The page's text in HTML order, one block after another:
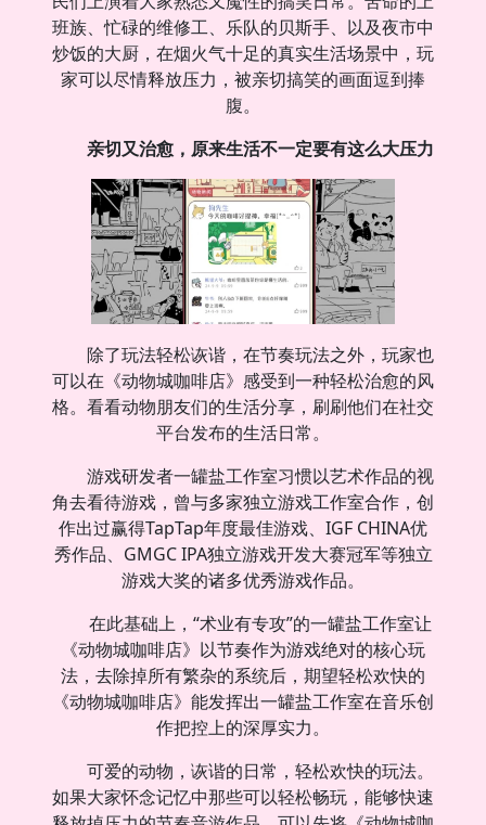
班族、忙碌的维修工、乐队的贝斯手、以及夜市中
炒饭的大厨，在烟火气十足的真实生活场景中，玩
家可以尽情释放压力，被亲切搞笑的画面逗到捧
腹。
亲切又治愈，原来生活不一定要有这么大压力
除了玩法轻松诙谐，在节奏玩法之外，玩家也
可以在《动物城咖啡店》感受到一种轻松治愈的风
格。看看动物朋友们的生活分享，刷刷他们在社交
平台发布的生活日常。
游戏研发者一罐盐工作室习惯以艺术作品的视
角去看待游戏，曾与多家独立游戏工作室合作，创
作出过赢得TapTap年度最佳游戏、IGF CHINA优
秀作品、GMGC IPA独立游戏开发大赛冠军等独立
游戏大奖的诸多优秀游戏作品。
在此基础上，“术业有专攻”的一罐盐工作室让
《动物城咖啡店》以节奏作为游戏绝对的核心玩
法，去除掉所有繁杂的系统后，期望轻松欢快的
《动物城咖啡店》能发挥出一罐盐工作室在音乐创
作把控上的深厚实力。
可爱的动物，诙谐的日常，轻松欢快的玩法。
如果大家怀念记忆中那些可以轻松畅玩，能够快速